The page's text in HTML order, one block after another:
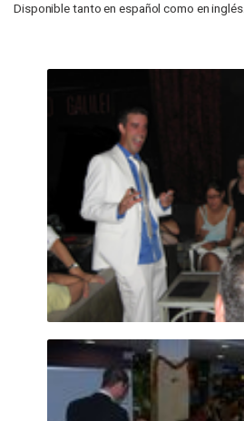
Disponibletanto en español como en inglés.